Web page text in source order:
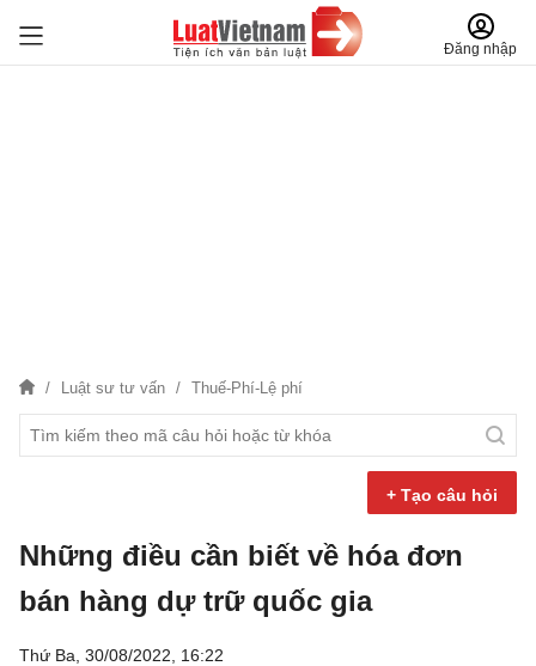
Đăng nhập
Luật sư tư vấn Thuế-Phí-Lệ phí
+ Tạo câu hỏi
Những điều cần biết về hóa đơn
bán hàng dự trữ quốc gia
Thứ Ba, 30/08/2022, 16:22